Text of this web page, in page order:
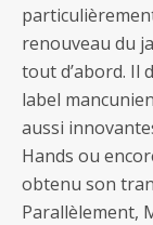
renouveau du
tout d’abord. Il
label
aussi
Hands ou
obtenu son
Parallèlement,